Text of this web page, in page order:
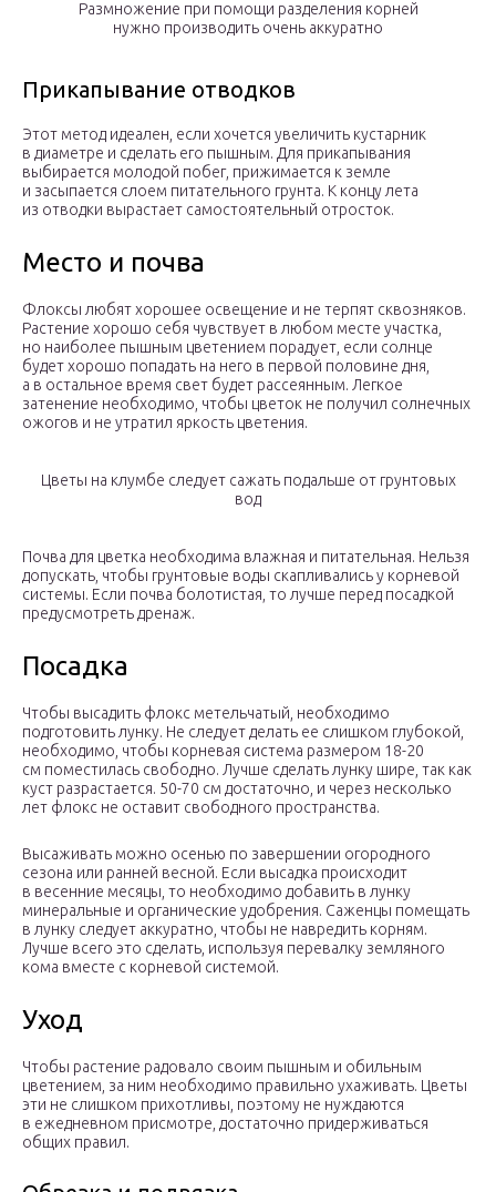
Размножение при помощи разделения корней
нужно производить очень аккуратно
Прикапывание отводков
Этот метод идеален, если хочется увеличить кустарник
в диаметре и сделать его пышным. Для прикапывания
выбирается молодой побег, прижимается к земле
и засыпается слоем питательного грунта. К концу лета
из отводки вырастает самостоятельный отросток.
Место и почва
Флоксы любят хорошее освещение и не терпят сквозняков.
Растение хорошо себя чувствует в любом месте участка,
но наиболее пышным цветением порадует, если солнце
будет хорошо попадать на него в первой половине дня,
а в остальное время свет будет рассеянным. Легкое
затенение необходимо, чтобы цветок не получил солнечных
ожогов и не утратил яркость цветения.
Цветы на клумбе следует сажать подальше от грунтовых
вод
Почва для цветка необходима влажная и питательная. Нельзя
допускать, чтобы грунтовые воды скапливались у корневой
системы. Если почва болотистая, то лучше перед посадкой
предусмотреть дренаж.
Посадка
Чтобы высадить флокс метельчатый, необходимо
подготовить лунку. Не следует делать ее слишком глубокой,
необходимо, чтобы корневая система размером 18-20
см поместилась свободно. Лучше сделать лунку шире, так как
куст разрастается. 50-70 см достаточно, и через несколько
лет флокс не оставит свободного пространства.
Высаживать можно осенью по завершении огородного
сезона или ранней весной. Если высадка происходит
в весенние месяцы, то необходимо добавить в лунку
минеральные и органические удобрения. Саженцы помещать
в лунку следует аккуратно, чтобы не навредить корням.
Лучше всего это сделать, используя перевалку земляного
кома вместе с корневой системой.
Уход
Чтобы растение радовало своим пышным и обильным
цветением, за ним необходимо правильно ухаживать. Цветы
эти не слишком прихотливы, поэтому не нуждаются
в ежедневном присмотре, достаточно придерживаться
общих правил.